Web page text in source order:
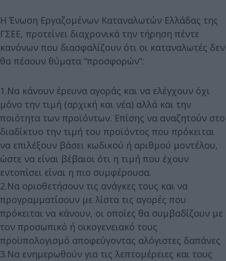
Η Ένωση Εργαζομένων Καταναλωτών Ελλάδας της
ΓΣΕΕ, προτείνει διαχρονικά την τήρηση πέντε
κανόνων που διασφαλίζουν ότι οι καταναλωτές δεν
θα πέσουν θύματα “προσφορών”:
1.Να κάνουν έρευνα αγοράς και να ελέγχουν όχι
μόνο την τιμή (αρχική και νέα) αλλά και την
ποιότητα των προϊόντων. Επίσης να αναζητούν στο
διαδίκτυο την τιμή του προϊόντος που πρόκειται
να επιλέξουν βάσει κωδικού ή αριθμού μοντέλου,
ώστε να είναι βέβαιοι ότι η τιμή που έχουν
εντοπίσει είναι η πιο συμφέρουσα.
2.Να οριοθετήσουν τις ανάγκες τους και να
προγραμματίσουν με λίστα τις αγορές που
πρόκειται να κάνουν, οι οποίες θα συμβαδίζουν με
τον προσωπικό ή οικογενειακό τους
προϋπολογισμό αποφεύγοντας αλόγιστες δαπάνες
3.Να ενημερωθούν για τις λεπτομέρειες και τους